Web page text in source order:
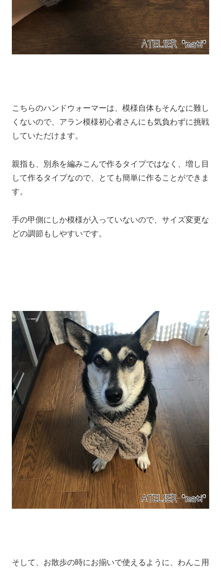
こちらのハンドウォーマーは、模様自体もそんなに難し
くないので、アラン模様初心者さんにも気負わずに挑戦
していただけます。
親指も、別糸を編みこんで作るタイプではなく、増し目
して作るタイプなので、とても簡単に作ることができま
す。
手の甲側にしか模様が入っていないので、サイズ変更な
どの調節もしやすいです。
そして、お散歩の時にお揃いで使えるように、わんこ用